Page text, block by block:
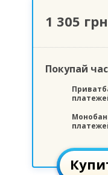
1 305
Покупай